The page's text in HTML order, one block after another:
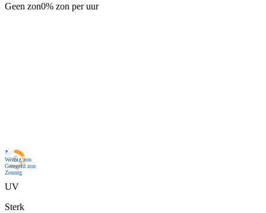
Geen zon0% zon per uur
Nu
Weinig zon
Geregeld zon
Zonnig
UV
Sterk